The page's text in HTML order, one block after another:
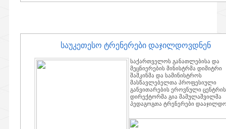
საუკეთესო ტრენერები დაჯილდოვდნენ
საქართველოს განათლებისა და
მეცნიერების მინისტრმა დიმიტრი
შაშკინმა და სამინისტროს
მასწავლებელთა პროფესიული
განვითარების ეროვნული ცენტრის
დირექტორმა გია მამულაშვილმა
პედაგოგთა ტრენერები